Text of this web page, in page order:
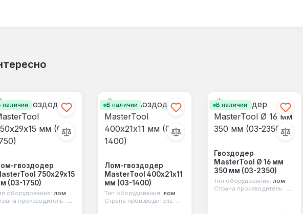
наличии
гвоздодер
750х29х15
(03-1750)
оборудования: лом
производитель:
В наличии
Лом-гвоздодер
MasterTool 400х21х11
мм (03-1400)
Тип оборудования: лом
Страна производитель:
В наличии
Гвоздодер
MasterTool Ø 16 мм
350 мм (03-2350)
Тип оборудования: лом
Страна производитель: